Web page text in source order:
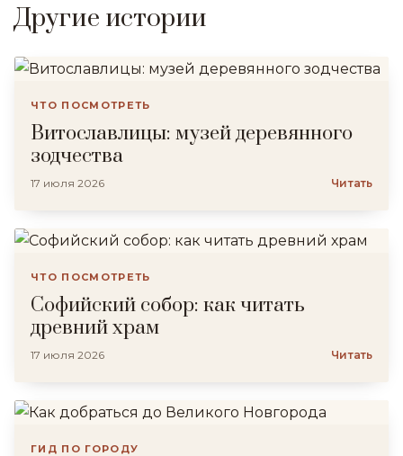
Другие истории
ЧТО ПОСМОТРЕТЬ
Витославлицы: музей деревянного
зодчества
17 июля 2026 Читать
ЧТО ПОСМОТРЕТЬ
Софийский собор: как читать
древний храм
17 июля 2026 Читать
ГИД ПО ГОРОДУ